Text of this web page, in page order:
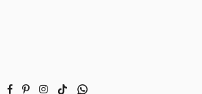
FacebookPinterestInstagram
TikTokWhatsapp